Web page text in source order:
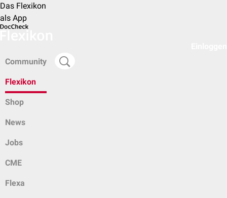
Das Flexikon
als App
Community
Flexikon
Shop
News
Jobs
CME
Flexa